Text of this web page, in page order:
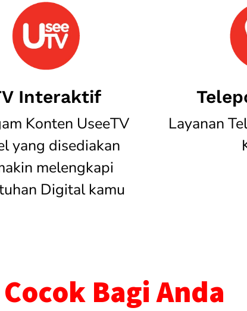
Interaktif
Konten UseeTV
yang disediakan
melengkapi
Digital kamu
Layanan
Bagi Anda